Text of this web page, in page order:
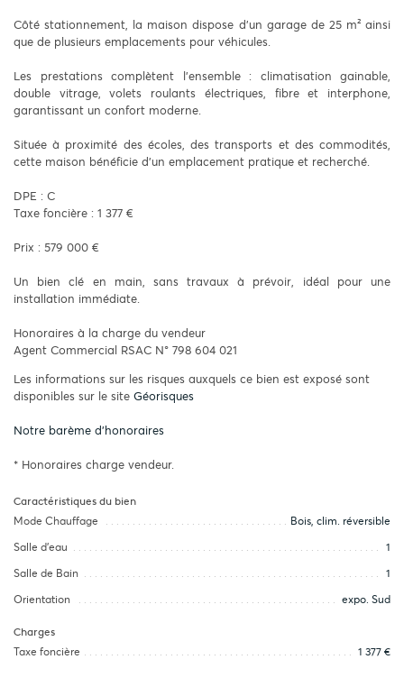
Côté stationnement, la maison dispose d’un garage de 25 m² ainsi
que de plusieurs emplacements pour véhicules.
Les prestations complètent l’ensemble : climatisation gainable,
double vitrage, volets roulants électriques, fibre et interphone,
garantissant un confort moderne.
Située à proximité des écoles, des transports et des commodités,
cette maison bénéficie d’un emplacement pratique et recherché.
DPE : C
Taxe foncière : 1 377 €
Prix : 579 000 €
Un bien clé en main, sans travaux à prévoir, idéal pour une
installation immédiate.
Honoraires à la charge du vendeur
Agent Commercial RSAC N° 798 604 021
Les informations sur les risques auxquels ce bien est exposé sont
disponibles sur le site Géorisques
Notre barème d'honoraires
* Honoraires charge vendeur.
Caractéristiques du bien
Mode Chauffage
Bois, clim. réversible
Salle d’eau 1
Salle de Bain 1
Orientation expo. Sud
Charges
Taxe foncière
1 377 €